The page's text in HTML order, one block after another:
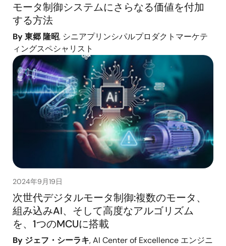
モータ制御システムにさらなる価値を付加
する方法
By 東郷 隆昭, シニアプリンシパルプロダクトマーケテ
ィングスペシャリスト
2024年9月19日
次世代デジタルモータ制御:複数のモータ、
組み込みAI、そして高度なアルゴリズム
を、1つのMCUに搭載
By ジェフ・シーラキ, AI Center of Excellence エンジニ